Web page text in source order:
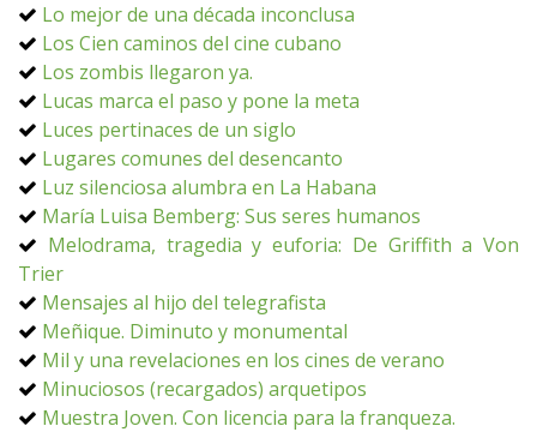
Lo mejor de una década inconclusa
Los Cien caminos del cine cubano
Los zombis llegaron ya.
Lucas marca el paso y pone la meta
Luces pertinaces de un siglo
Lugares comunes del desencanto
Luz silenciosa alumbra en La Habana
María Luisa Bemberg: Sus seres humanos
Melodrama, tragedia y euforia: De Griffith a Von
Trier
Mensajes al hijo del telegrafista
Meñique. Diminuto y monumental
Mil y una revelaciones en los cines de verano
Minuciosos (recargados) arquetipos
Muestra Joven. Con licencia para la franqueza.